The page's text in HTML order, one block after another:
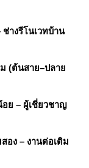
างรีโนเวทบ้าน
(ต้นสาย–ปลาย
อย – ผู้เชี่ยวชาญ
อง – งานต่อเติม